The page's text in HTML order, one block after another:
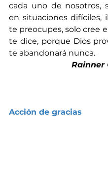
cada uno de nosotros,
en situaciones difíciles,
te preocupes, solo cree
te dice, porque Dios
te abandonará nunca.
Rainner
Acción de gracias